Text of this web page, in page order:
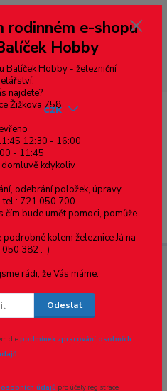
zemí, pokud chcete platit v eurech
přepočet měny - pravý horní roh ---
zásilku nevyzvednete, bude po
platbou za poštovné, v opačném
na blacklist a rušeny následující
Menu
CZK
MTB
e-shopu
Hobby
Balíček Hobby - železniční
najdete?
Žižkova 758
12:30 - 16:00
- 11:45
kdykoliv
odebrání položek, úpravy
tel.: 721 050 700
čím bude umět pomoci, pomůže.
kolem železnice Já na
382 :-)
rádi, že Vás máme.
Odeslat
dlepodmínek zpracování osobních
.
údajů pro účely registrace.